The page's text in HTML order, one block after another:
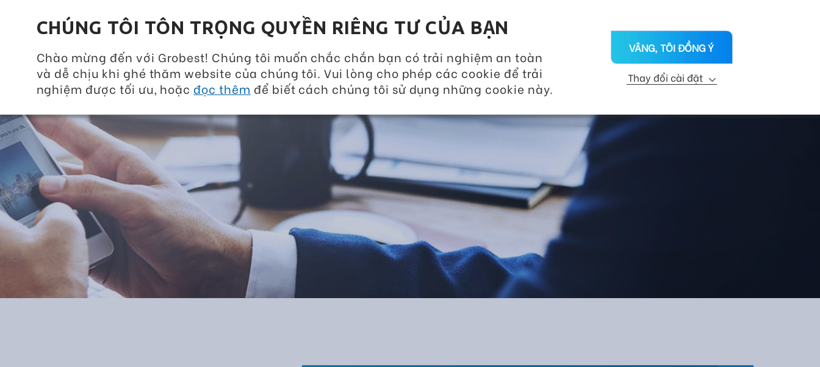
CHÚNG TÔI TÔN TRỌNG QUYỀN RIÊNG TƯ CỦA BẠN
Chào mừng đến với Grobest! Chúng tôi muốn chắc chắn bạn có trải nghiệm an toàn
và dễ chịu khi ghé thăm website của chúng tôi. Vui lòng cho phép các cookie để trải
nghiệm được tối ưu, hoặc đọc thêm để biết cách chúng tôi sử dụng những cookie này.
VÂNG, TÔI ĐỒNG Ý
Thay đổi cài đặt
Grobest Group SỰ KIỆN VÀ TIN TỨC
GIẢI PHÁP DINH DƯỠNG 360
PHÁT TRIỂN BỀN VỮNG
R&D
DỊCH VỤ KỸ THUẬT
SẢN PHẨM
VỀ CHÚNG TÔI